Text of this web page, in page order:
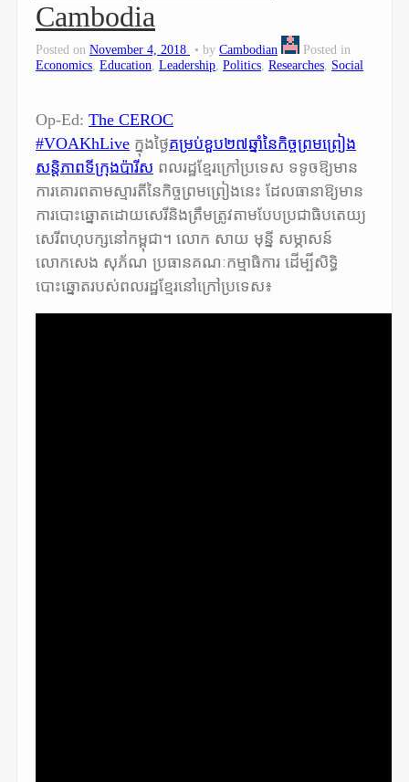
Cambodia
Posted on November 4, 2018 by Cambodian
Posted in
Economics Education Leadership Politics Researches Social
Op-Ed: The CEROC
#VOAKhLive ក្នុងថ្ងៃគម្រប់ខួប២៧ឆ្នាំនៃកិច្ចព្រមព្រៀង
សន្តិភាពទីក្រុងប៉ារីស ពលរដ្ឋខ្មែរក្រៅប្រទេស ទទូចឱ្យមាន
ការគោរពតាមស្មារតីនៃកិច្ចព្រមព្រៀងនេះ ដែលធានាឱ្យមាន
ការបោះឆ្នោតដោយសេរីនិងត្រឹមត្រូវតាមបែបប្រជាធិបតេយ្យ
សេរីពហុបក្សនៅកម្ពុជា។ លោក សាយ មុន្នី សម្ភាសន៍
លោកសេង សុភ័ណ ប្រធានគណៈកម្មាធិការ ដើម្បីសិទ្ធិ
បោះឆ្នោតរបស់ពលរដ្ឋខ្មែរនៅក្រៅប្រទេស៖